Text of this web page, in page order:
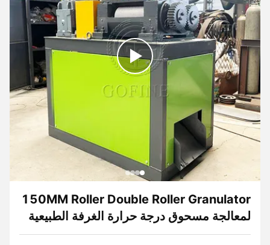
150MM Roller Double Roller Granulator
لمعالجة مسحوق درجة حرارة الغرفة الطبيعية